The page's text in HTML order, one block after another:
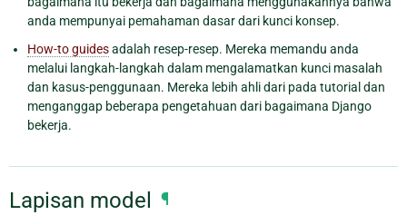
anda mempunyai pemahaman dasar dari kunci konsep.
How-to guidesadalah resep-resep. Mereka memandu anda
melalui langkah-langkah dalam mengalamatkan kunci masalah
dan kasus-penggunaan. Mereka lebih ahli dari pada tutorial dan
menganggap beberapa pengetahuan dari bagaimana Django
bekerja.
Lapisan model ¶